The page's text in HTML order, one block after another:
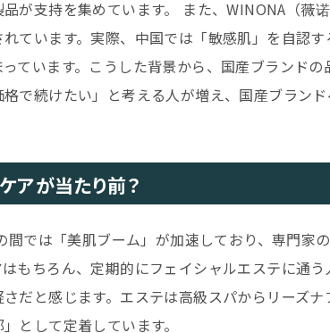
が支持を集めています。 また、WINONA（薇
ています。実際、中国では「敏感肌」を自認
ています。こうした背景から、国産ブランド
で続けたい」と考える人が増え、国産ブランド
アが当たり前？
間では「美肌ブーム」が加速しており、専門家
もちろん、定期的にフェイシャルエステに通
だと感じます。エステは高級スパからリーズ
として定着しています。